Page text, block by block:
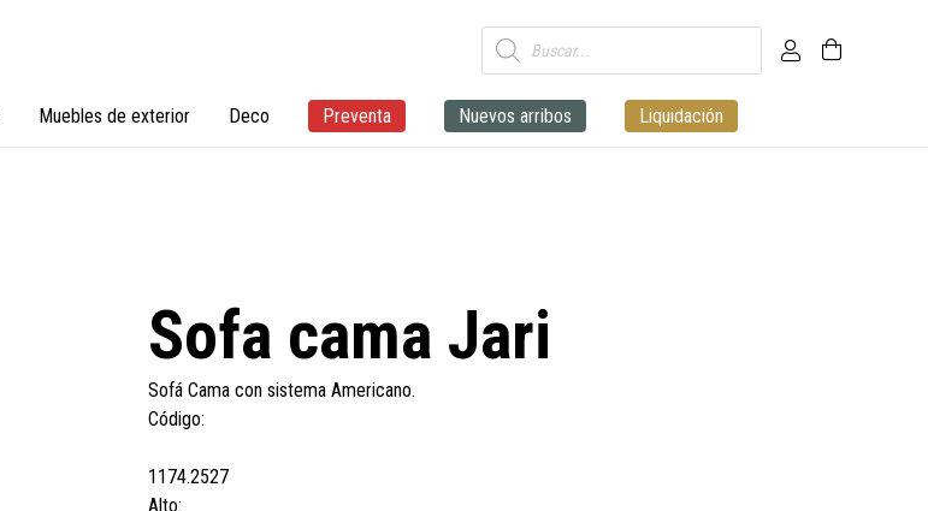
Búsqueda
de
productos
Muebles de exterior Deco Preventa Nuevos arribos Liquidación
Sofa cama Jari
Sofá Cama con sistema Americano.
Código:
1174.2527
Alto: